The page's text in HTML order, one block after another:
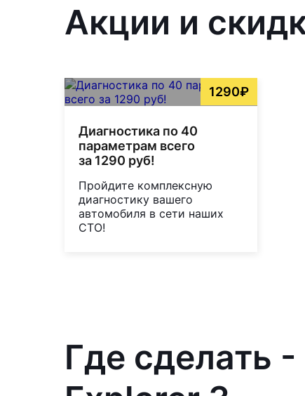
Акции и
1290₽
Диагностика по 40
параметрам всего
за 1290 руб!
Пройдите комплексную
диагностику вашего
автомобиля в сети наших
СТО!
Где сделать